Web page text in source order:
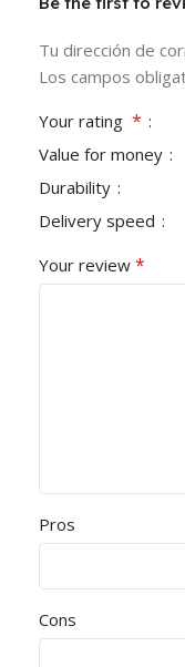
Tu dirección de
Los campos
Your rating *
Value for money
Durability
Delivery speed
Your review *
Pros
Cons